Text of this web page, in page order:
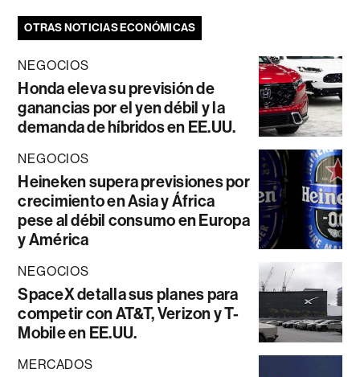
OTRAS NOTICIAS ECONÓMICAS
NEGOCIOS
Honda eleva su previsión de
ganancias por el yen débil y la
demanda de híbridos en EE.UU.
NEGOCIOS
Heineken supera previsiones por
crecimiento en Asia y África
pese al débil consumo en Europa
y América
NEGOCIOS
SpaceX detalla sus planes para
competir con AT&T, Verizon y T-
Mobile en EE.UU.
MERCADOS